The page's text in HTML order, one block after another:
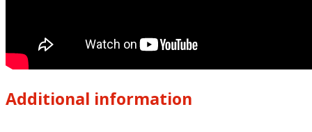
Additional information